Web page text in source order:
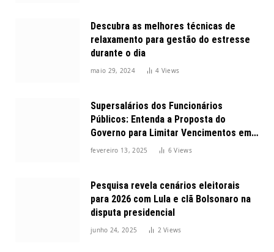
Descubra as melhores técnicas de
relaxamento para gestão do estresse
durante o dia
maio 29, 2024 4 Views
Supersalários dos Funcionários
Públicos: Entenda a Proposta do
Governo para Limitar Vencimentos em
2025
fevereiro 13, 2025 6Views
Pesquisa revela cenários eleitorais
para 2026 com Lula e clã Bolsonaro na
disputa presidencial
junho 24, 2025 2Views